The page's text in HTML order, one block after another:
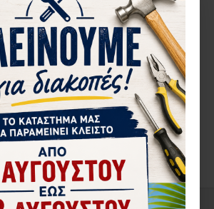
EUROPA 5000
20-14-020 KL19A